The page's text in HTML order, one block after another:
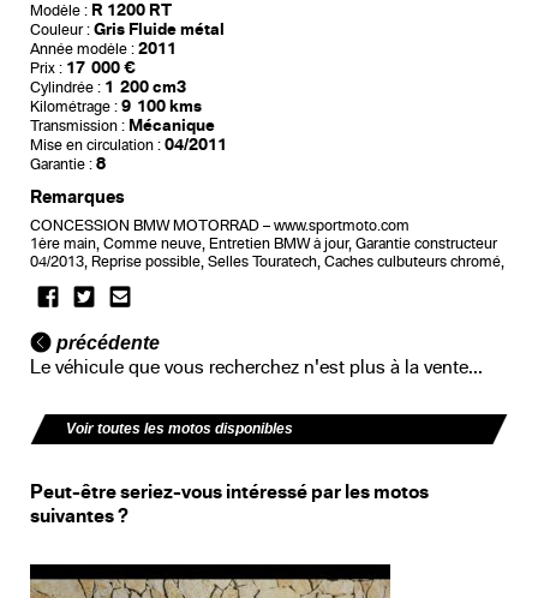
Modèle : R 1200 RT
Couleur : Gris Fluide métal
Année modèle : 2011
Prix : 17 000 €
Cylindrée : 1 200 cm3
Kilométrage : 9 100 kms
Transmission : Mécanique
Mise en circulation : 04/2011
Garantie : 8
Remarques
CONCESSION BMW MOTORRAD – www.sportmoto.com
1ère main, Comme neuve, Entretien BMW à jour, Garantie constructeur
04/2013, Reprise possible, Selles Touratech, Caches culbuteurs chromé,
précédente
Le véhicule que vous recherchez n'est plus à la vente...
Voir toutes les motos disponibles
Peut-être seriez-vous intéressé par les motos
suivantes ?